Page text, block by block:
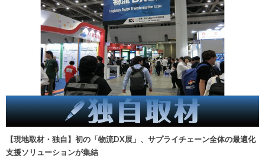
【現地取材・独自】初の「物流DX展」、サプライチェーン全体の最適化
支援ソリューションが集結